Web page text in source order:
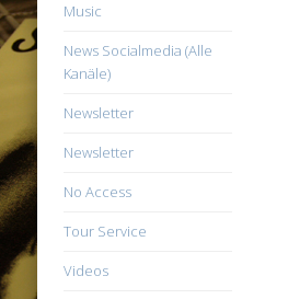
Music
News Socialmedia (Alle
Kanäle)
Newsletter
Newsletter
No Access
Tour Service
Videos